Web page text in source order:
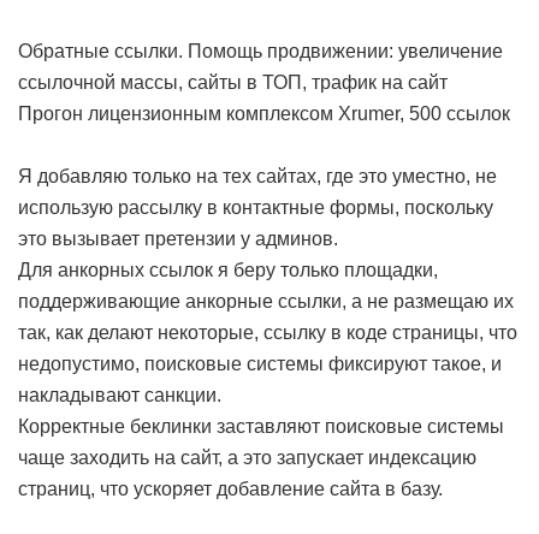
Обратные ссылки. Помощь продвижении: увеличение
ссылочной массы, сайты в ТОП, трафик на сайт
Прогон лицензионным комплексом Xrumer, 500 ссылок
Я добавляю только на тех сайтах, где это уместно, не
использую рассылку в контактные формы, поскольку
это вызывает претензии у админов.
Для анкорных ссылок я беру только площадки,
поддерживающие анкорные ссылки, а не размещаю их
так, как делают некоторые, ссылку в коде страницы, что
недопустимо, поисковые системы фиксируют такое, и
накладывают санкции.
Корректные беклинки заставляют поисковые системы
чаще заходить на сайт, а это запускает индексацию
страниц, что ускоряет добавление сайта в базу.